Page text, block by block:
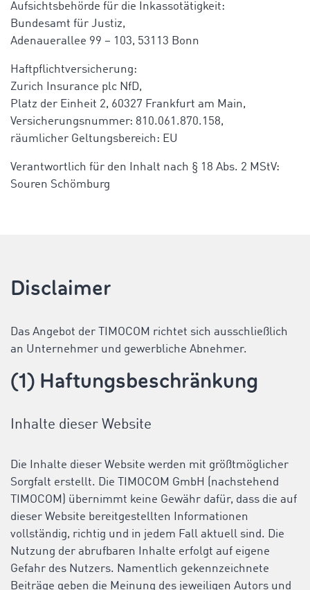
Aufsichtsbehörde für die Inkassotätigkeit:
Bundesamt für Justiz,
Adenauerallee 99 – 103, 53113 Bonn
Haftpflichtversicherung:
Zurich Insurance plc NfD,
Platz der Einheit 2, 60327 Frankfurt am Main,
Versicherungsnummer: 810.061.870.158,
räumlicher Geltungsbereich: EU
Verantwortlich für den Inhalt nach § 18 Abs. 2 MStV:
Souren Schömburg
Disclaimer
Das Angebot der TIMOCOM richtet sich ausschließlich
an Unternehmer und gewerbliche Abnehmer.
(1) Haftungsbeschränkung
Inhalte dieser Website
Die Inhalte dieser Website werden mit größtmöglicher
Sorgfalt erstellt. Die TIMOCOM GmbH (nachstehend
TIMOCOM) übernimmt keine Gewähr dafür, dass die auf
dieser Website bereitgestellten Informationen
vollständig, richtig und in jedem Fall aktuell sind. Die
Nutzung der abrufbaren Inhalte erfolgt auf eigene
Gefahr des Nutzers. Namentlich gekennzeichnete
Beiträge geben die Meinung des jeweiligen Autors und